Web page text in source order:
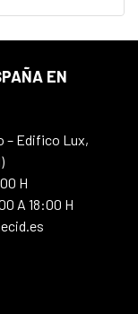
EN
– Edifico Lux,
H
A 18:00 H